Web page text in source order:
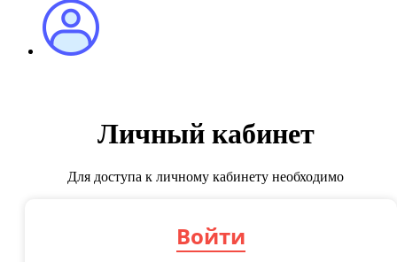
Личный кабинет
Для доступа к личному кабинету необходимо
Войти